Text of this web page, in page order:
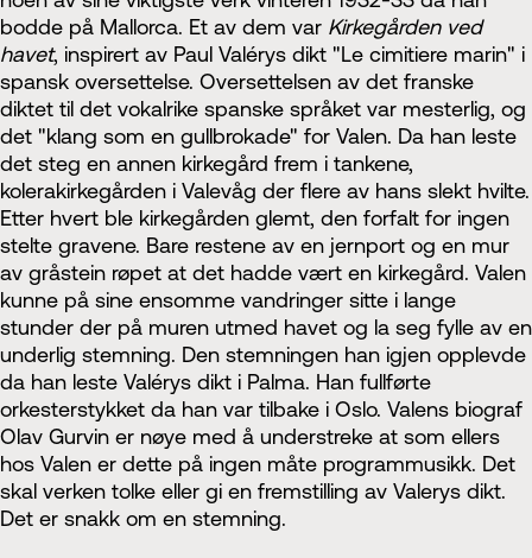
bodde på Mallorca. Et av dem var Kirkegården ved
havet, inspirert av Paul Valérys dikt "Le cimitiere marin" i
spansk oversettelse. Oversettelsen av det franske
diktet til det vokalrike spanske språket var mesterlig, og
det "klang som en gullbrokade" for Valen. Da han leste
det steg en annen kirkegård frem i tankene,
kolerakirkegården i Valevåg der flere av hans slekt hvilte.
Etter hvert ble kirkegården glemt, den forfalt for ingen
stelte gravene. Bare restene av en jernport og en mur
av gråstein røpet at det hadde vært en kirkegård. Valen
kunne på sine ensomme vandringer sitte i lange
stunder der på muren utmed havet og la seg fylle av en
underlig stemning. Den stemningen han igjen opplevde
da han leste Valérys dikt i Palma. Han fullførte
orkesterstykket da han var tilbake i Oslo. Valens biograf
Olav Gurvin er nøye med å understreke at som ellers
hos Valen er dette på ingen måte programmusikk. Det
skal verken tolke eller gi en fremstilling av Valerys dikt.
Det er snakk om en stemning.